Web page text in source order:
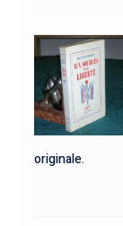
originale.